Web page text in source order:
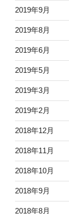
2019年9月
2019年8月
2019年6月
2019年5月
2019年3月
2019年2月
2018年12月
2018年11月
2018年10月
2018年9月
2018年8月